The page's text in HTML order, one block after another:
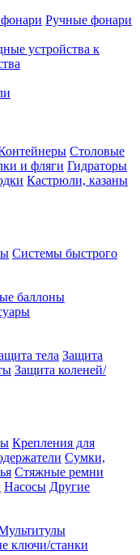
Ручные фонари
устройства к
Столовые
и фляги Гидраторы
Кастрюли, казаны
Системы быстрого
баллоны
тела Защита
Защита коленей/
Крепления для
Сумки,
Стяжные ремни
Насосы Другие
ключи/станки